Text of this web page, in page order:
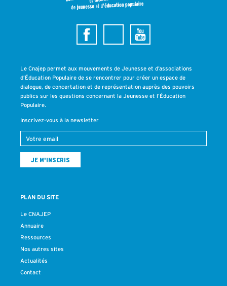
Le Cnajep permet aux mouvements de Jeunesse et d’associations
d’Éducation Populaire de se rencontrer pour créer un espace de
dialogue, de concertation et de représentation auprès des pouvoirs
publics sur les questions concernant la Jeunesse et l’Éducation
Populaire.
Inscrivez-vous à la newsletter
PLAN DU SITE
Le CNAJEP
Annuaire
Ressources
Nos autres sites
Actualités
Contact